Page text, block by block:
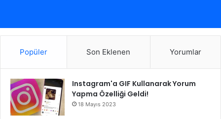
Popüler Son Eklenen Yorumlar
Instagram'a GIF Kullanarak Yorum
Yapma Özelliği Geldi!
18 Mayıs 2023